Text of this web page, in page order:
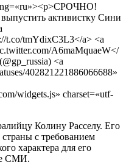
активистку Сини
t.co/tmYdixC3L3</a> <a
A6maMquaeW</
<a
402821221886066688»
widgets.js» charset=«utf-
Колину Расселу. Его
страны с требованием
характера для его
СМИ.